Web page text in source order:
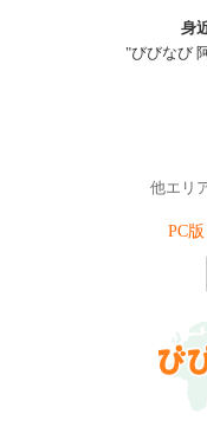
身
"びびなび
他エリ
PC版